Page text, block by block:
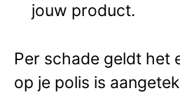
jouw product.
Per schade geldt het
op je polis is